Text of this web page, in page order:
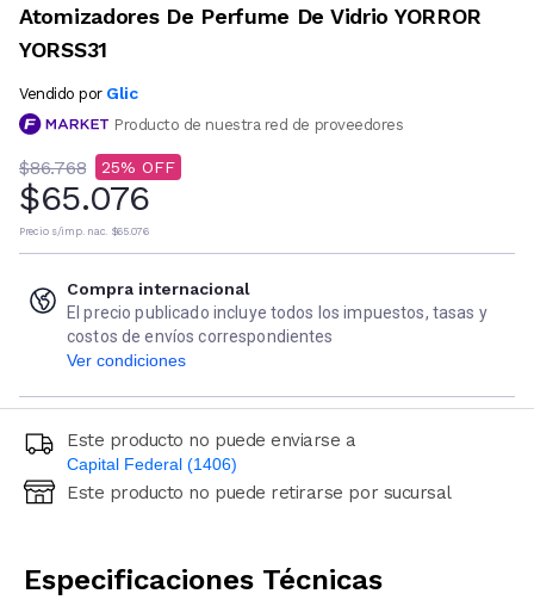
Atomizadores De Perfume De Vidrio YORROR
YORSS31
Vendido por Glic
Producto de nuestra red de proveedores
$86.768 25
$65.076
Precio s/imp. nac. $65.076
Compra internacional
El precio publicado incluye todos los impuestos, tasas y
costos de envíos correspondientes
Ver condiciones
Este producto no puede enviarse a
Capital Federal (1406)
Ingresá código postal (sólo números)
Este producto no puede retirarse por sucursal
Especificaciones Técnicas